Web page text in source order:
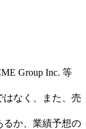
Group Inc. 等
なく、また、売
るか、業績予想の